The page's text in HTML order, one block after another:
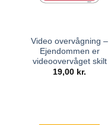
Video overvågning –
Ejendommen er
videoovervåget skilt
19,00 kr.